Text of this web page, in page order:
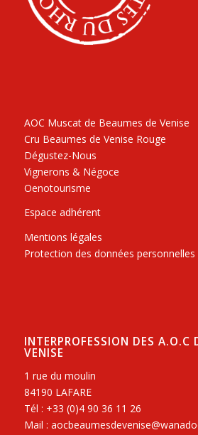
AOC Muscat de Beaumes de Venise
Cru Beaumes de Venise Rouge
Dégustez-Nous
Vignerons & Négoce
Oenotourisme
Espace adhérent
Mentions légales
Protection des données personnelles
INTERPROFESSION DES A.O.C
VENISE
1 rue du moulin
84190 LAFARE
Tél : +33 (0)4 90 36 11 26
Mail :